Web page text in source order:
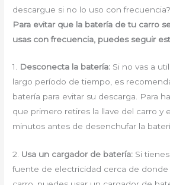
descargue si no lo uso con frecuencia?
Para evitar que la batería de tu carro
usas con frecuencia, puedes seguir
1. Desconecta la batería: Si no vas a
largo período de tiempo, es
batería para evitar su descarga. Para
que primero retires la llave del carro y
minutos antes de desenchufar la
2. Usa un cargador de batería: Si
fuente de electricidad cerca de